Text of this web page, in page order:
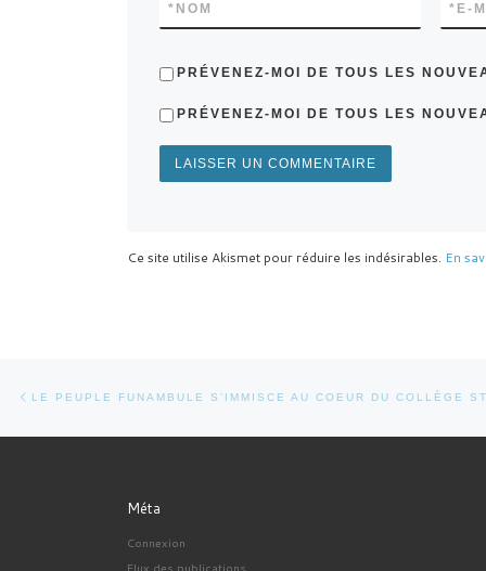
NOM
* E-
*
PRÉVENEZ-MOI DE TOUS LES
PRÉVENEZ-MOI DE TOUS LES
Ce site utilise Akismet pour réduire les indésirables. En
Parcourir les articles
LE PEUPLE FUNAMBULE S’IMMISCE AU COEUR DU COLLÈGE
Méta
Connexion
Flux des publications